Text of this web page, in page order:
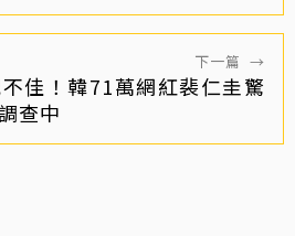
下一篇 →
佳！韓71萬網紅裴仁圭驚
查中